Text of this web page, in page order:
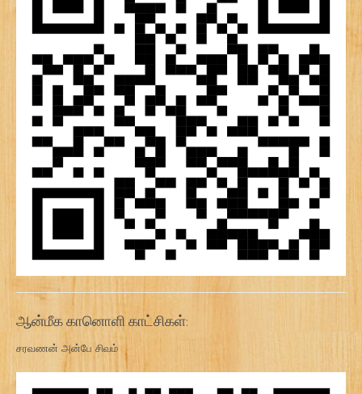
ஆன்மீக கானொளி காட்சிகள்:
சரவணன் அன்பே சிவம்